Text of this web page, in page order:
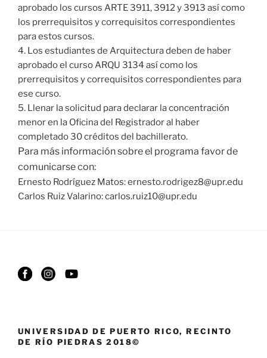
aprobado los cursos ARTE 3911, 3912 y 3913 así como
los prerrequisitos y correquisitos correspondientes
para estos cursos.
4. Los estudiantes de Arquitectura deben de haber
aprobado el curso ARQU 3134 así como los
prerrequisitos y correquisitos correspondientes para
ese curso.
5. Llenar la solicitud para declarar la concentración
menor en la Oficina del Registrador al haber
completado 30 créditos del bachillerato.
Para más información sobre el programa favor de
comunicarse con:
Ernesto Rodríguez Matos: ernesto.rodrigez8@upr.edu
Carlos Ruiz Valarino: carlos.ruiz10@upr.edu
UNIVERSIDAD DE PUERTO RICO, RECINTO
DE RÍO PIEDRAS 2018©